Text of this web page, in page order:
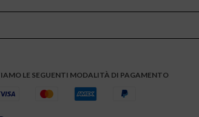
LE SEGUENTI MODALITÀ DI PAGAMENTO